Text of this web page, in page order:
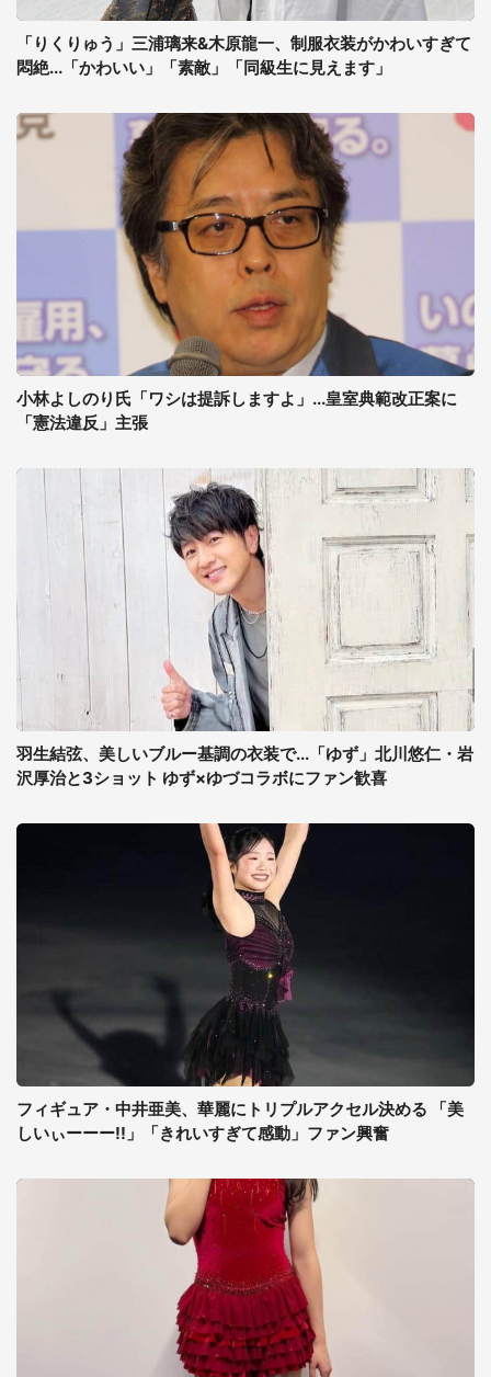
「りくりゅう」三浦璃来&木原龍一、制服衣装がかわいすぎて
悶絶...「かわいい」「素敵」「同級生に見えます」
小林よしのり氏「ワシは提訴しますよ」...皇室典範改正案に
「憲法違反」主張
羽生結弦、美しいブルー基調の衣装で...「ゆず」北川悠仁・岩
沢厚治と3ショット ゆず×ゆづコラボにファン歓喜
フィギュア・中井亜美、華麗にトリプルアクセル決める 「美
しいぃーーー!!」「きれいすぎて感動」ファン興奮